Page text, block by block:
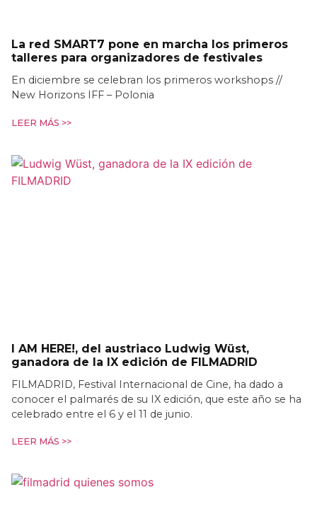
La red SMART7 pone en marcha los primeros
talleres para organizadores de festivales
En diciembre se celebran los primeros workshops //
New Horizons IFF – Polonia
LEER MÁS >>
I AM HERE!, del austriaco Ludwig Wüst,
ganadora de la IX edición de FILMADRID
FILMADRID, Festival Internacional de Cine, ha dado a
conocer el palmarés de su IX edición, que este año se ha
celebrado entre el 6 y el 11 de junio.
LEER MÁS >>